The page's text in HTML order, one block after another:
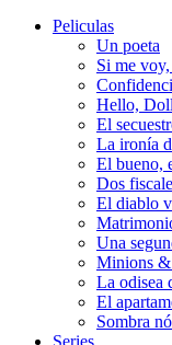
Peliculas
Un poeta
Si me
Hello,
El
La ironía
El bueno,
Dos
El diablo
Una
Minions
La odisea
El
Sombra